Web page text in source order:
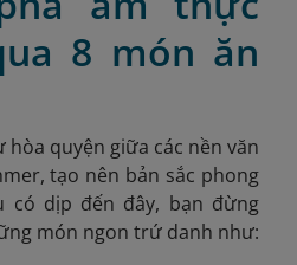
8 món ăn
hòa quyện giữa các nền văn
tạo nên bản sắc phong
có dịp đến đây, bạn đừng
món ngon trứ danh như: